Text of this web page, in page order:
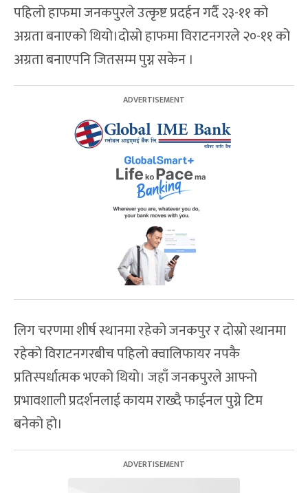
पहिलो हाफमा जनकपुरले उत्कृष्ट प्रदर्हन गर्दै २३-११ को
अग्रता बनाएको थियो।दोस्रो हाफमा विराटनगरले २०-११ को
अग्रता बनाएपनि जितसम्म पुग्न सकेन ।
लिग चरणमा शीर्ष स्थानमा रहेको जनकपुर र दोस्रो स्थानमा
रहेको विराटनगरबीच पहिलो क्वालिफायर नपकै
प्रतिस्पर्धात्मक भएको थियो। जहाँ जनकपुरले आफ्नो
प्रभावशाली प्रदर्शनलाई कायम राख्दै फाईनल पुग्ने टिम
बनेको हो।